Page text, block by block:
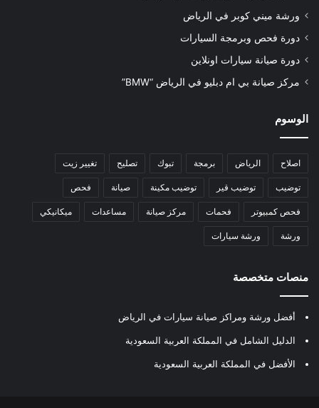
ورشة ميني كوبر في الرياض
دورة فحص وبرمجة السيارات
دورة صيانة سيارات اونلاين
مركز صيانة بي ام دبليو في الرياض “BMW”
الوسوم
اصلاح الرياض برمجة تبوك تصليح تغيير زيت
توضيب توضيب قير توضيب مكينة صيانة فحص
فحص كمبيوتر فحمات مركز صيانة مساعدات ميكانيكي
ورشة ورشة سيارات
منصات متخصصة
أفضل ورشة ومراكز صيانة سيارات في الرياض
الدليل الشامل في المملكة العربية السعودية
الأفضل في المملكة العربية السعودية